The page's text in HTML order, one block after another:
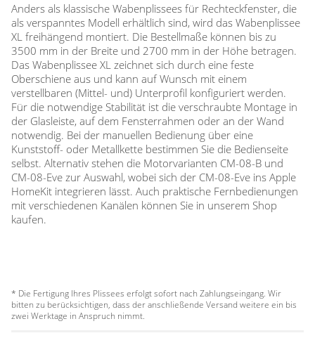
Anders als klassische Wabenplissees für Rechteckfenster, die
als verspanntes Modell erhältlich sind, wird das Wabenplissee
XL freihängend montiert. Die Bestellmaße können bis zu
3500 mm in der Breite und 2700 mm in der Höhe betragen.
Das Wabenplissee XL zeichnet sich durch eine feste
Oberschiene aus und kann auf Wunsch mit einem
verstellbaren (Mittel- und) Unterprofil konfiguriert werden.
Für die notwendige Stabilität ist die verschraubte Montage in
der Glasleiste, auf dem Fensterrahmen oder an der Wand
notwendig. Bei der manuellen Bedienung über eine
Kunststoff- oder Metallkette bestimmen Sie die Bedienseite
selbst. Alternativ stehen die Motorvarianten CM-08-B und
CM-08-Eve zur Auswahl, wobei sich der CM-08-Eve ins Apple
HomeKit integrieren lässt. Auch praktische Fernbedienungen
mit verschiedenen Kanälen können Sie in unserem Shop
kaufen.
* Die Fertigung Ihres Plissees erfolgt sofort nach Zahlungseingang. Wir
bitten zu berücksichtigen, dass der anschließende Versand weitere ein bis
zwei Werktage in Anspruch nimmt.